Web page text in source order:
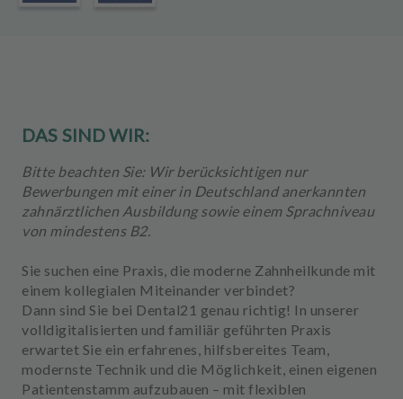
DAS SIND WIR:
Bitte beachten Sie: Wir berücksichtigen nur
Bewerbungen mit einer in Deutschland anerkannten
zahnärztlichen Ausbildung sowie einem Sprachniveau
von mindestens B2.
Sie suchen eine Praxis, die moderne Zahnheilkunde mit
einem kollegialen Miteinander verbindet?
Dann sind Sie bei Dental21 genau richtig! In unserer
volldigitalisierten und familiär geführten Praxis
erwartet Sie ein erfahrenes, hilfsbereites Team,
modernste Technik und die Möglichkeit, einen eigenen
Patientenstamm aufzubauen – mit flexiblen